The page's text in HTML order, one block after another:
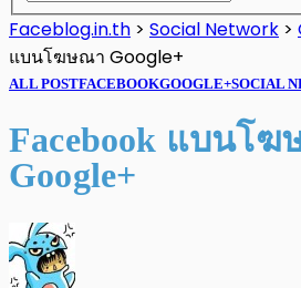
Faceblog.in.th > Social Network >
แบนโฆษณา Google+
ALL POSTFACEBOOKGOOGLE+SOCIAL
Facebook แบนโ
Google+